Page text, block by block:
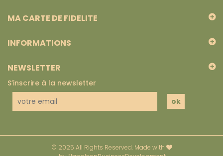
MA CARTE DE FIDELITE
INFORMATIONS
NEWSLETTER
S’inscrire à la newsletter
© 2025 All Rights Reserved. Made with